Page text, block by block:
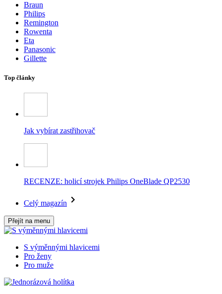
Braun
Philips
Remington
Rowenta
Eta
Panasonic
Gillette
Top články
Jak vybírat zastřihovač
RECENZE: holicí strojek Philips OneBlade QP2530
Celý magazín
Přejít na menu
S výměnnými hlavicemi
Pro ženy
Pro muže